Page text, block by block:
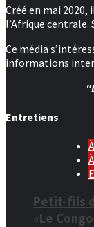
Créé en mai
l’Afrique centrale.
Ce média
informations
Entretiens
Petit-fils
«Le